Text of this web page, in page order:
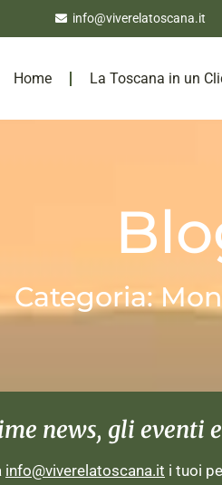
info@viverelatoscana.it
Home La Toscana in un
Categoria:
news, gli eventi
info@viverelatoscana.it i tuoi